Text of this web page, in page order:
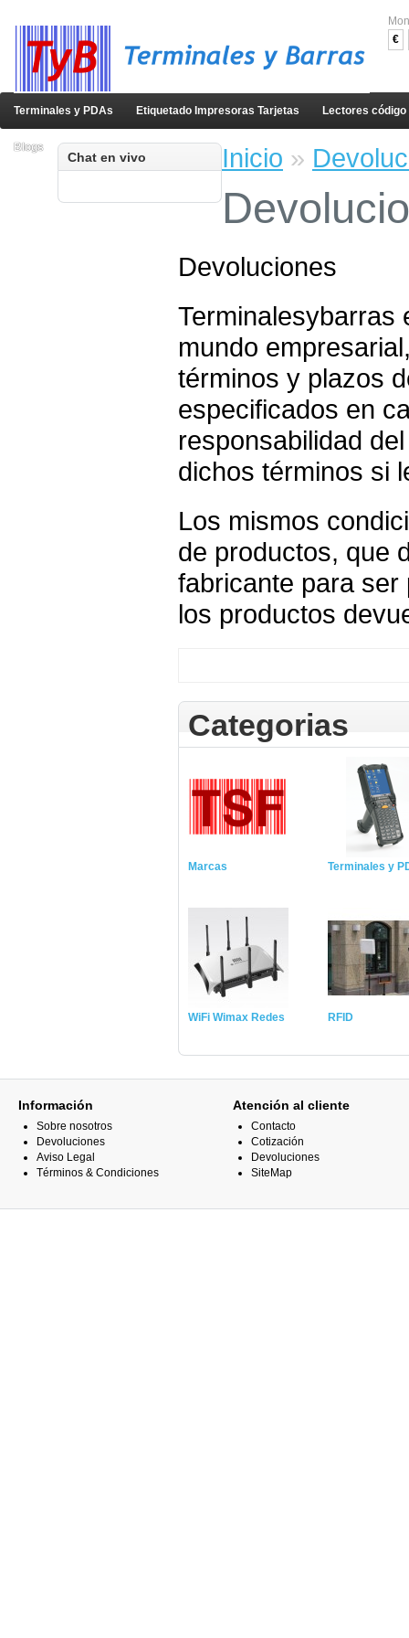
€
Terminales y PDAs Etiquetado Impresoras Tarjetas Lectores
Blogs
Chat en vivo Inicio »
Devoluciones
Terminalesybarras
mundo
términos y plazos
especificados en
responsabilidad
dichos términos si
Los mismos
de productos, que
fabricante para ser
los productos
Categorias
Marcas Terminales y
WiFi Wimax Redes RFID
Información
Sobre nosotros
Devoluciones
Aviso Legal
Términos & Condiciones
Atención al cliente
Contacto
Cotización
Devoluciones
SiteMap